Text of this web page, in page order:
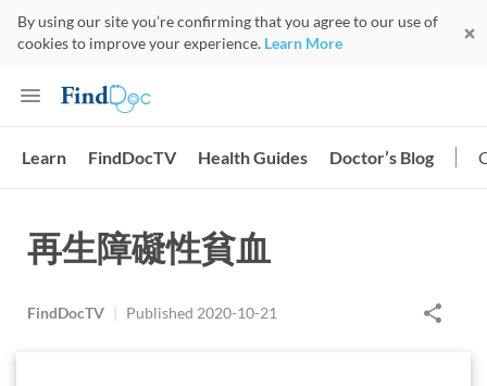
By using our site you’re confirming that you agree to our use of
cookies to improve your experience. Learn More
Learn FindDocTV Health Guides Doctor’s Blog
再生障礙性貧血
FindDocTV | Published 2020-10-21